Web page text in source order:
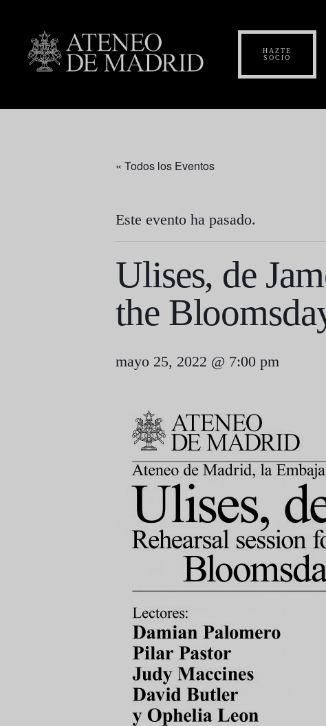
HAZTE
SOCIO
« Todos los Eventos
Este evento ha pasado.
Ulises, de
the
mayo 25, 2022 @ 7:00 pm